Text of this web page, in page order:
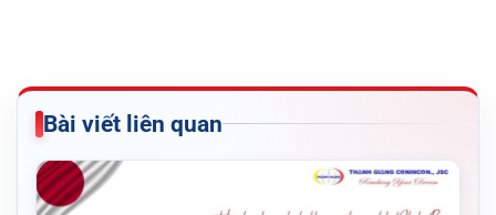
Bài viết liên quan